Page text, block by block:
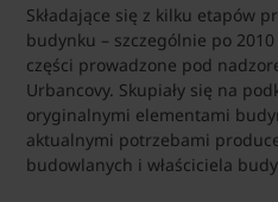
Składające się z kilku etapów
budynku – szczególnie po
części prowadzone pod
Urbancovy. Skupiały się na
oryginalnymi elementami
aktualnymi potrzebami
budowlanych i właściciela